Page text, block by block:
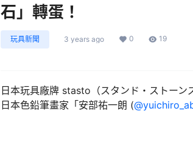
石」轉蛋！
玩具新聞 3 years ago 0 19
日本玩具廠牌 stasto（スタンド・ストー
日本色鉛筆畫家「安部祐一朗 (